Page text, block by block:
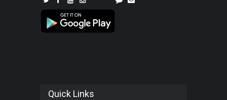
Quick Links